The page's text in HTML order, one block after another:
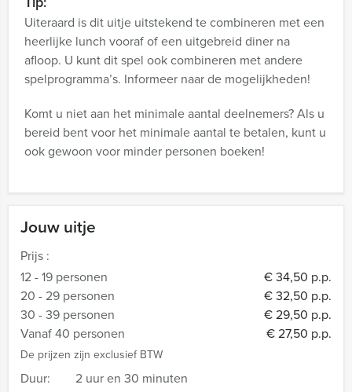
Jouw uitje
Prijs :
12 - 19 personen
€ 34,50 p.p.
20 - 29 personen
€ 32,50 p.p.
30 - 39 personen
€ 29,50 p.p.
Vanaf 40 personen
€ 27,50 p.p.
De prijzen zijn exclusief BTW
Duur:
2 uur en 30 minuten
Uiteraard is dit uitje uitstekend te combineren met een
heerlijke lunch vooraf of een uitgebreid diner na
afloop. U kunt dit spel ook combineren met andere
spelprogramma’s. Informeer naar de mogelijkheden!
Komt u niet aan het minimale aantal deelnemers? Als u
bereid bent voor het minimale aantal te betalen, kunt u
ook gewoon voor minder personen boeken!